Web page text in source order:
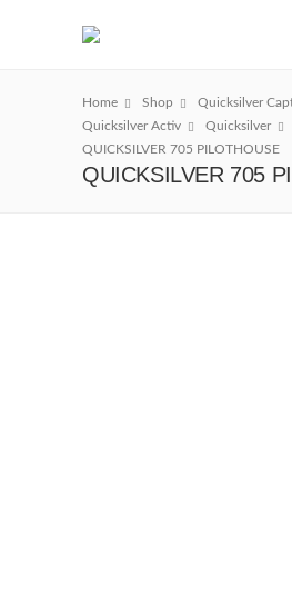
Home Shop
Quicksilver
Quicksilver Activ
Quicksilver
QUICKSILVER 705 PILOTHOUSE
QUICKSILVER 705